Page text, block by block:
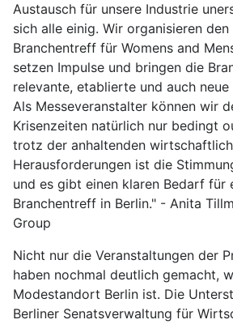
Austausch für unsere Industrie
sich alle einig. Wir organisieren
Branchentreff für Womens and
setzen Impulse und bringen die
relevante, etablierte und auch neue
Als Messeveranstalter können wir
Krisenzeiten natürlich nur bedingt
trotz der anhaltenden
Herausforderungen ist die
und es gibt einen klaren Bedarf für
Branchentreff in Berlin." - Anita
Group
Nicht nur die Veranstaltungen der
haben nochmal deutlich gemacht,
Modestandort Berlin ist. Die
Berliner Senatsverwaltung für